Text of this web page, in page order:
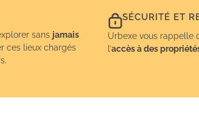
sans jamais
ces lieux chargés
SÉCURITÉ ET
Urbexe vous rappelle
l’accès à des